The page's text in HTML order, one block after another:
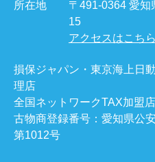
所在地
〒491-0364 愛
15
アクセスはこちら
損保ジャパン・東京海上日
理店
全国ネットワークTAX加盟
古物商登録番号：愛知県公
第1012号